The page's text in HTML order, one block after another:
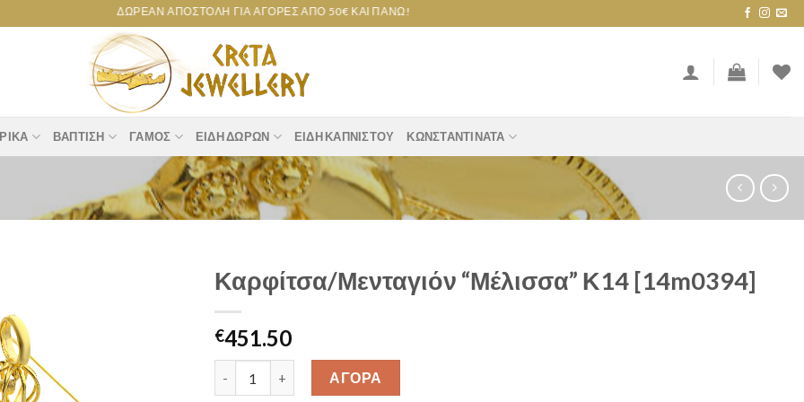
ΔΩΡΕΆΝ ΑΠΟΣΤΟΛΉ ΓΙΑ ΑΓΟΡΈΣ ΑΠΌ 50€ ΚΑΙ ΠΆΝΩ!
ΒΆΠΤΙΣΗ ΓΆΜΟΣ ΕΊΔΗ ΔΏΡΩΝ ΕΊΔΗ ΚΑΠΝΙΣΤΟΎ ΚΩΝΣΤΑΝΤΙΝΆΤΑ
Καρφίτσα/Μενταγιόν “Μέλισσα” Κ14 [14m0394]
€451.50
Καρφίτσα/Μενταγιόν “Μέλισσα” Κ14 [14m0394] quantity
ΑΓΟΡΑ